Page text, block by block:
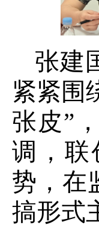
张建
紧紧围
张皮”
调，联
势，在
搞形式